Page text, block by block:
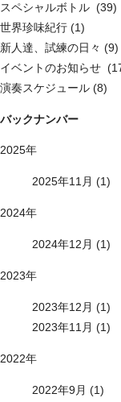
スペシャルボトル (39)
世界珍味紀行 (1)
新人達、試練の日々 (9)
イベントのお知らせ
演奏スケジュール (8)
バックナンバー
2025年
2025年11月 (1)
2024年
2024年12月 (1)
2023年
2023年12月 (1)
2023年11月 (1)
2022年
2022年9月 (1)